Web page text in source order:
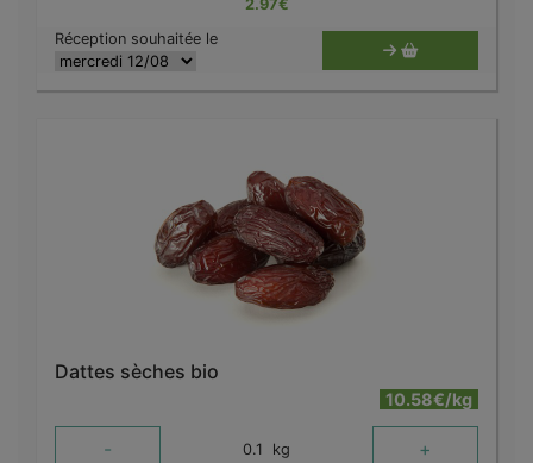
2.97€
Réception souhaitée le
Dattes sèches bio
10.58€/kg
- 0.1 kg +